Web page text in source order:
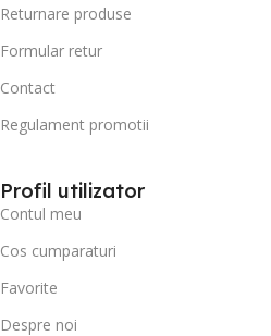
Returnare produse
Formular retur
Contact
Regulament promotii
Profil utilizator
Contul meu
Cos cumparaturi
Favorite
Despre noi